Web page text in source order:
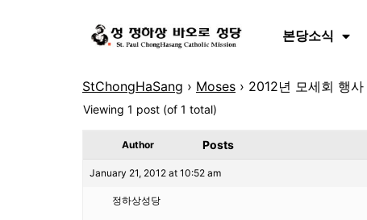
본당소식
StChongHaSang › Moses › 2012년 모세회 행
Viewing 1 post (of 1 total)
Author Posts
January 21, 2012 at 10:52 am
정하상성당